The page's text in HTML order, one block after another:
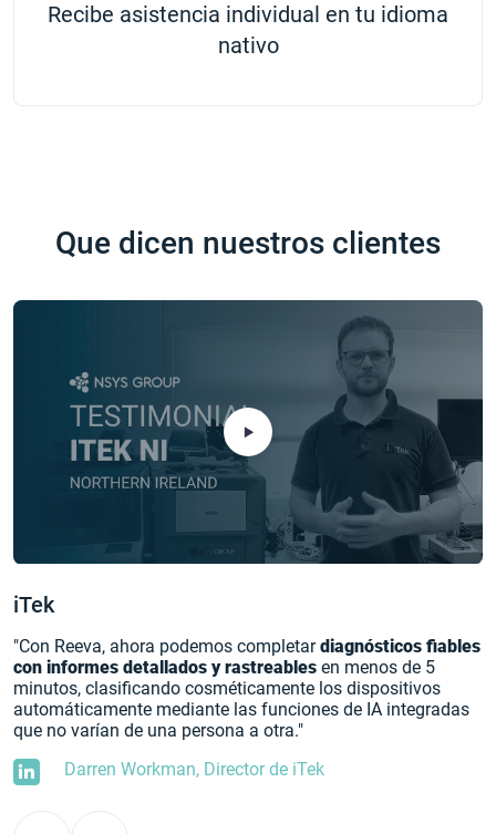
Recibe asistencia individual en tu idioma
nativo
Que dicen nuestros clientes
iTek
"Con Reeva, ahora podemos completardiagnósticos fiables
con informes detallados y rastreables en menos de 5
minutos, clasificando cosméticamente los dispositivos
automáticamente mediante las funciones de IA integradas
que no varían de una persona a otra."
Darren Workman, Director de iTek